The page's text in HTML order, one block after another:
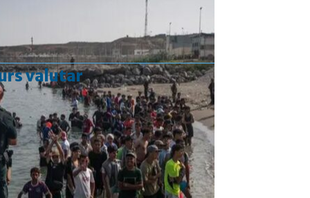
valutar
Curs valutar: 06 Aug 2026
EUR: 5,2513 RON
+0,0024 ▲
USD: 4,5507 RON
+0,0027 ▲
CHF : 5,6221 RON
+0,0011 ▲
GBP : 6,1236 RON
-0,0008 ▼